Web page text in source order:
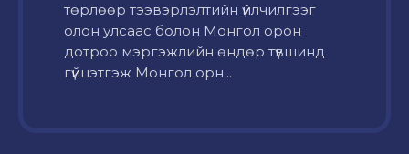
төрлөөр тээвэрлэлтийн үйлчилгээг
олон улсаас болон Монгол орон
дотроо мэргэжлийн өндөр түвшинд
гүйцэтгэж Монгол орн...